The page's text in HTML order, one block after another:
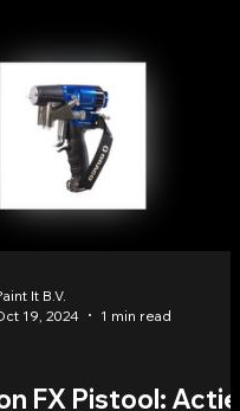
FX Pistool: Actie!
It B.V.
19, 2024
1 min read